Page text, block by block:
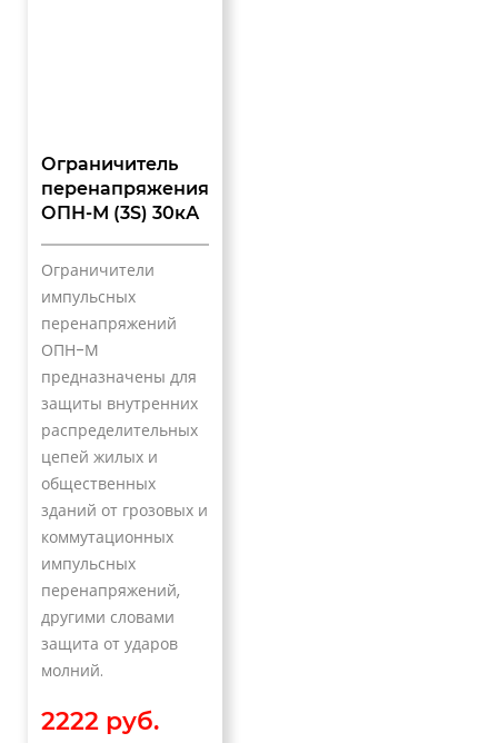
Ограничитель
перенапряжения
ОПН-М (3S) 30кА
Ограничители
импульсных
перенапряжений
ОПН-М
предназначены для
защиты внутренних
распределительных
цепей жилых и
общественных
зданий от грозовых и
коммутационных
импульсных
перенапряжений,
другими словами
защита от ударов
молний.
2222 руб.